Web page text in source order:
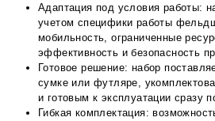
Адаптация под условия работы:
учетом специфики работы
мобильность, ограниченные
эффективность и безопасность
Готовое решение: набор
сумке или футляре,
и готовым к эксплуатации сразу
Гибкая комплектация: